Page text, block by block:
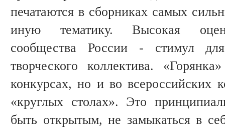
печатаются в сборниках самых
иную тематику. Высокая
сообщества России - стимул
творческого коллектива.
конкурсах, но и во всероссийских
«круглых столах». Это
быть открытым, не замыкаться в